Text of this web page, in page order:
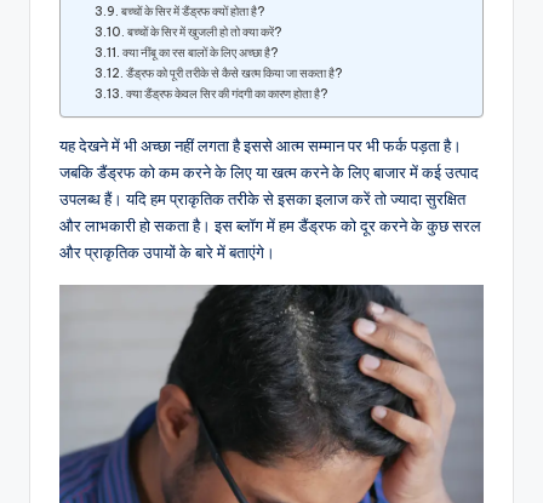
बच्चों के सिर में डैंड्रफ क्यों होता है?
बच्चों के सिर में खुजली हो तो क्या करें?
क्या नींबू का रस बालों के लिए अच्छा है?
डैंड्रफ को पूरी तरीके से कैसे खत्म किया जा सकता है?
क्या डैंड्रफ केवल सिर की गंदगी का कारण होता है?
यह देखने में भी अच्छा नहीं लगता है इससे आत्म सम्मान पर भी फर्क पड़ता है।
जबकि डैंड्रफ को कम करने के लिए या खत्म करने के लिए बाजार में कई उत्पाद
उपलब्ध हैं। यदि हम प्राकृतिक तरीके से इसका इलाज करें तो ज्यादा सुरक्षित
और लाभकारी हो सकता है। इस ब्लॉग में हम डैंड्रफ को दूर करने के कुछ सरल
और प्राकृतिक उपायों के बारे में बताएंगे।